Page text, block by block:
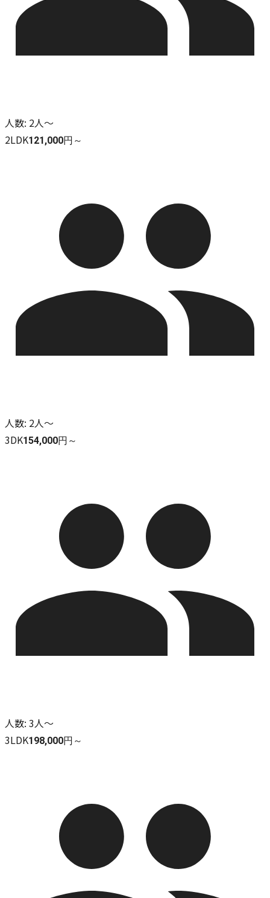
人数: 2人～
2LDK121,000円～
人数: 2人～
3DK154,000円～
人数: 3人～
3LDK198,000円～